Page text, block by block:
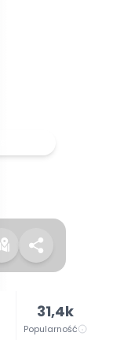
31,4k
Popularność